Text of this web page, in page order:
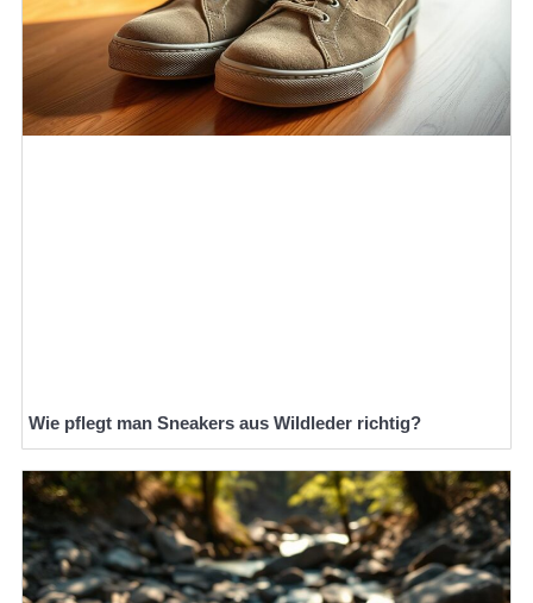
Wie pflegt man Sneakers aus Wildleder richtig?